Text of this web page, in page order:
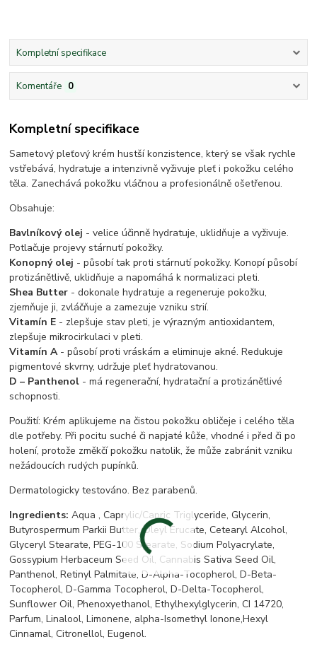
Kompletní specifikace
Komentáře 0
Kompletní specifikace
Sametový pleťový krém hustší konzistence, který se však rychle
vstřebává, hydratuje a intenzivně vyživuje pleť i pokožku celého
těla. Zanechává pokožku vláčnou a profesionálně ošetřenou.
Obsahuje:
Bavlníkový olej - velice účinně hydratuje, uklidňuje a vyživuje.
Potlačuje projevy stárnutí pokožky.
Konopný olej - působí tak proti stárnutí pokožky. Konopí působí
protizánětlivě, uklidňuje a napomáhá k normalizaci pleti.
Shea Butter - dokonale hydratuje a regeneruje pokožku,
zjemňuje ji, zvláčňuje a zamezuje vzniku strií.
Vitamín E - zlepšuje stav pleti, je výrazným antioxidantem,
zlepšuje mikrocirkulaci v pleti.
Vitamín A- působí proti vráskám a eliminuje akné. Redukuje
pigmentové skvrny, udržuje pleť hydratovanou.
D – Panthenol - má regenerační, hydratační a protizánětlivé
schopnosti.
Použití: Krém aplikujeme na čistou pokožku obličeje i celého těla
dle potřeby. Při pocitu suché či napjaté kůže, vhodné i před či po
holení, protože změkčí pokožku natolik, že může zabránit vzniku
nežádoucích rudých pupínků.
Dermatologicky testováno. Bez parabenů.
Ingredients: Aqua , Caprylic/Capric Triglyceride, Glycerin,
Butyrospermum Parkii Butter, Oleyl Erucate, Cetearyl Alcohol,
Glyceryl Stearate, PEG-100 Stearate, Sodium Polyacrylate,
Gossypium Herbaceum Seed Oil, Cannabis Sativa Seed Oil,
Panthenol, Retinyl Palmitate, D-Alpha-Tocopherol, D-Beta-
Tocopherol, D-Gamma Tocopherol, D-Delta-Tocopherol,
Sunflower Oil, Phenoxyethanol, Ethylhexylglycerin, CI 14720,
Parfum, Linalool, Limonene, alpha-Isomethyl Ionone,Hexyl
Cinnamal, Citronellol, Eugenol.